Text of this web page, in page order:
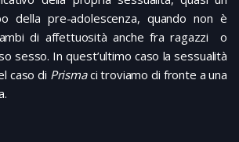
della pre-adolescenza, quando non è
di affettuosità anche fra ragazzi o
sesso. In quest’ultimo caso la sessualità
caso di Prismaci troviamo di fronte a una